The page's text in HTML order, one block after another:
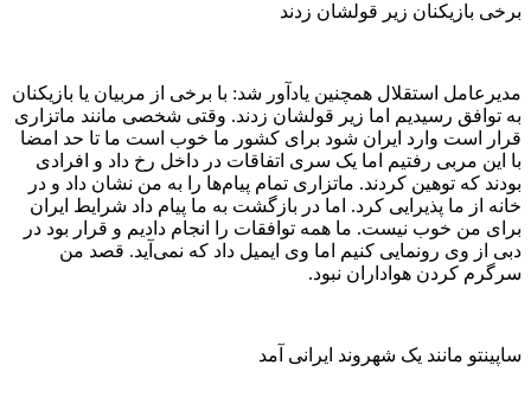
برخی بازیکنان زیر قولشان زدند
مدیرعامل استقلال همچنین یادآور شد: با برخی از مربیان یا بازیکنان
به توافق رسیدیم اما زیر قولشان زدند. وقتی شخصی مانند ماتزاری
قرار است وارد ایران شود برای کشور ما خوب است ما تا حد امضا
با این مربی رفتیم اما یک سری اتفاقات در داخل رخ داد و افرادی
بودند که توهین کردند. ماتزاری تمام پیام‌ها را به من نشان داد و در
خانه از ما پذیرایی کرد. اما در بازگشت به ما پیام داد شرایط ایران
برای من خوب نیست. ما همه توافقات را انجام دادیم و قرار بود در
دبی از وی رونمایی کنیم اما وی ایمیل داد که نمی‌آید. قصد من
سرگرم کردن هواداران نبود.
ساپینتو مانند یک شهروند ایرانی آمد